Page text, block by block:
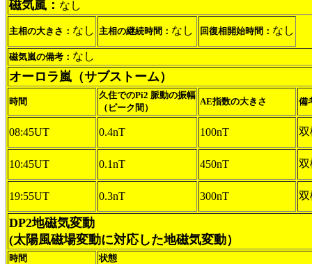
磁気嵐： なし
主相の大きさ： なし 主相の継続時間： なし 回復相開始時間： なし
磁気嵐の備考： なし
オーロラ嵐（サブストーム）
時間
久住でのPi2 脈動の振幅
（ピーク間）
AE指数の大きさ 備
08:45UT 0.4nT 100nT 双
10:45UT 0.1nT 450nT 双
19:55UT 0.3nT 300nT
DP2地磁気変動
(太陽風磁場変動に対応した地磁気変動）
時間 状態